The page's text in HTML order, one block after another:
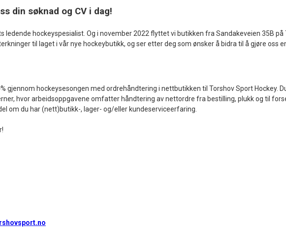
din søknad og CV i dag!
hockeyspesialist. Og i november 2022 flyttet vi butikken fra Sandakeveien 35B på
til laget i vår nye hockeybutikk, og ser etter deg som ønsker å bidra til å gjøre oss
gjennom hockeysesongen med ordrehåndtering i nettbutikken til Torshov Sport Hockey.
hvor arbeidsoppgavene omfatter håndtering av nettordre fra bestilling, plukk og til
om du har (nett)butikk-, lager- og/eller kundeserviceerfaring.